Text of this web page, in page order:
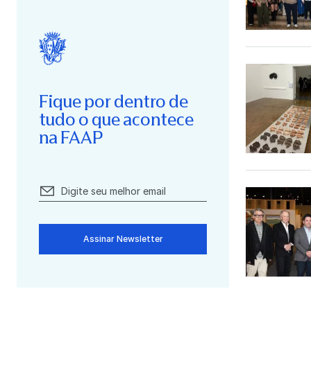
Fique por dentro de
tudo o que acontece
na FAAP
Assinar Newsletter